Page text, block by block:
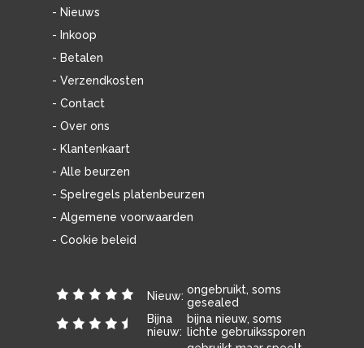
- Nieuws
- Inkoop
- Betalen
- Verzendkosten
- Contact
- Over ons
- Klantenkaart
- Alle beurzen
- Spelregels platenbeurzen
- Algemene voorwaarden
- Cookie beleid
Nieuw: ongebruikt, soms
gesealed
Bijna
nieuw:
bijna nieuw, soms
lichte gebruikssporen